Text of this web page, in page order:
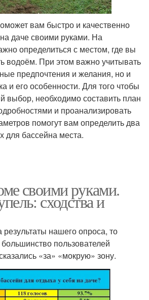
вам быстро и качественно
даче своими руками. На
определиться с местом, где вы
водоём. При этом важно учитывать
предпочтения и желания, но и
и его особенности. Для того чтобы
выбор, необходимо составить план
и проанализировать
помогут вам определить два
для бассейна места.
своими руками.
сходства и
результаты нашего опроса, то
пользователей
«за» «мокрую» зону.